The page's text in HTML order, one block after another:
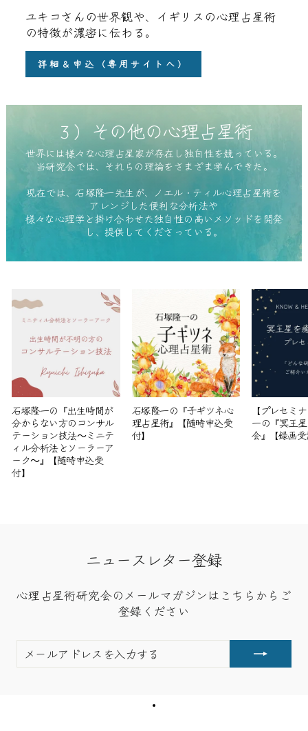
ユキコさんの世界観や、イギリスの心理占星術
の特徴が濃密に伝わる。
詳細＆申込（専用サイトへ）
３）その他の心理占星術
世界には様々な心理占星家が存在し独自性を競っている。
当研究会では、それらの理論をさまざま学んできた。
現在では、石塚隆一先生が、ノエル・ティル心理占星術を
アレンジした便利な分析法や
様々な心理学と掛け合わせた独自性の高いメソッドを開発
し、提供してくださっている。
石塚隆一の『出生時間が
分からない方のコンサル
テーション技法～ミニテ
ィル分析法とソーラーア
ーク～』【随時申込受
付】
石塚隆一の『子ギツネ心
理占星術』【随時申込受
付】
【プレセミ
一の『冥王
会』【録画
ニュースレター登録
心理占星術研究会のメールマガジンはこちらからご
登録ください
ル
す